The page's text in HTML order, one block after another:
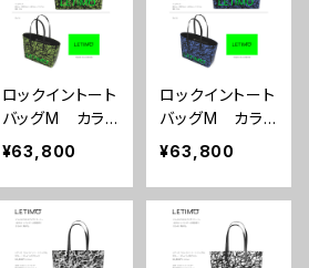
ロックイントート
バッグM カラ
ー/ブレインズカ
ーキ ■配送ま
で約１か月
¥63,800
ロックイントート
バッグM カラ
ー/ブレインズネ
イビー ■配送
まで約１か月
¥63,800